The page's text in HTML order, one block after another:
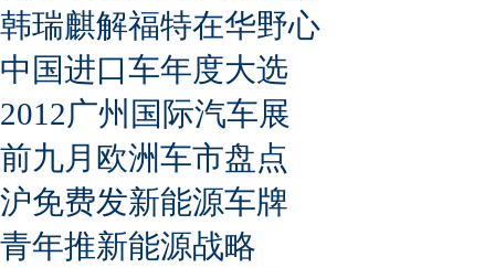
韩瑞麒解福特在华野心
中国进口车年度大选
2012广州国际汽车展
前九月欧洲车市盘点
沪免费发新能源车牌
青年推新能源战略